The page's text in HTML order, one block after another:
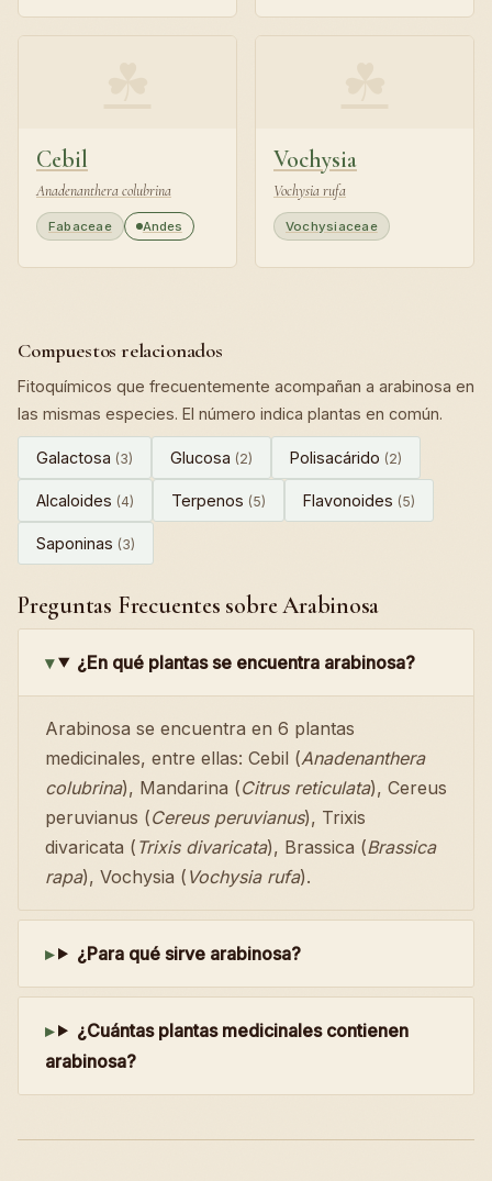
Cebil
Anadenanthera colubrina
Fabaceae Andes
Vochysia
Vochysia rufa
Vochysiaceae
Compuestos relacionados
Fitoquímicos que frecuentemente acompañan a arabinosa en
las mismas especies. El número indica plantas en común.
Galactosa (3) Glucosa (2) Polisacárido (2)
Alcaloides (4) Terpenos (5) Flavonoides (5)
Saponinas (3)
Preguntas Frecuentes sobre Arabinosa
¿En qué plantas se encuentra arabinosa?
Arabinosa se encuentra en 6 plantas
medicinales, entre ellas: Cebil (Anadenanthera
colubrina), Mandarina (Citrus reticulata), Cereus
peruvianus (Cereus peruvianus), Trixis
divaricata ( Trixis divaricata), Brassica (Brassica
rapa), Vochysia ( Vochysia rufa).
¿Para qué sirve arabinosa?
¿Cuántas plantas medicinales contienen
arabinosa?